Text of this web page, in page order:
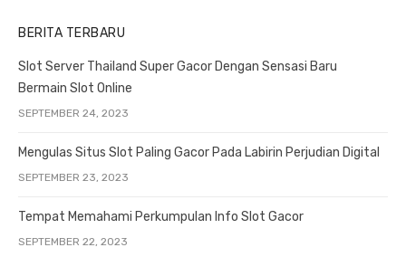
BERITA TERBARU
Slot Server Thailand Super Gacor Dengan Sensasi Baru
Bermain Slot Online
SEPTEMBER 24, 2023
Mengulas Situs Slot Paling Gacor Pada Labirin Perjudian Digital
SEPTEMBER 23, 2023
Tempat Memahami Perkumpulan Info Slot Gacor
SEPTEMBER 22, 2023